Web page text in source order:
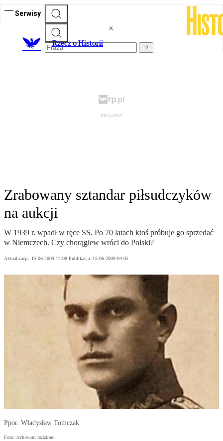
Serwisy
Rzecz o Historii
Zrabowany sztandar piłsudczyków
na aukcji
W 1939 r. wpadł w ręce SS. Po 70 latach ktoś próbuje go sprzedać
w Niemczech. Czy chorągiew wróci do Polski?
Aktualizacja: 15.06.2009 12:08 Publikacja: 15.06.2009 04:05
Ppor. Władysław Tomczak
Foto: archiwum rodzinne